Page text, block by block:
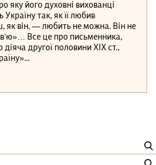
яку його духовні вихованці
так, як її любив
як він, — любить не можна. Він не
Все це про письменника,
другої половини ХІХ ст.,